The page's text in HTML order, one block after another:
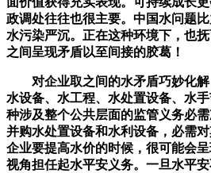
政调处往往也很主要。中国水问题
水污染严沉。正在这种环境下，也
之间呈现矛盾以至间接的胶葛！
对企业取之间的水矛盾巧妙化解
水设备、水工程、水处置设备、水
种涉及整个公共层面的监管义务必
并购水处置设备和水利设备，必需
企业要提高水价的时候，很可能会
视角担任起水平安义务。一旦水平